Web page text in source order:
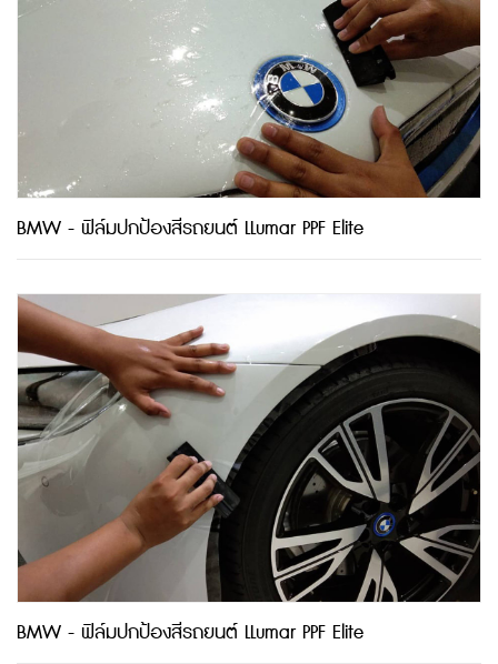
BMW - ฟิล์มปกป้องสีรถยนต์ LLumar PPF Elite
BMW - ฟิล์มปกป้องสีรถยนต์ LLumar PPF Elite